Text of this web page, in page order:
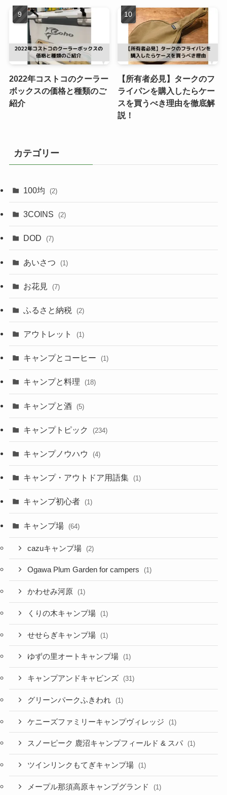
2022年コストコのクーラー
ボックスの価格と種類のご
紹介
【所有者必見】タークのフ
ライパンを購入したらケー
スを買うべき理由を徹底解
説！
カテゴリー
100均 (2)
3COINS (2)
DOD (7)
あいさつ (1)
お花見 (7)
ふるさと納税 (2)
アウトレット (1)
キャンプとコーヒー (1)
キャンプと料理 (18)
キャンプと酒 (5)
キャンプトピック (234)
キャンプノウハウ (4)
キャンプ・アウトドア用語集 (1)
キャンプ初心者 (1)
キャンプ場 (64)
cazuキャンプ場 (2)
Ogawa Plum Garden for campers (1)
かわせみ河原 (1)
くりの木キャンプ場 (1)
せせらぎキャンプ場 (1)
ゆずの里オートキャンプ場 (1)
キャンプアンドキャビンズ (31)
グリーンパークふきわれ (1)
ケニーズファミリーキャンプヴィレッジ (1)
スノーピーク 鹿沼キャンプフィールド & スパ (1)
ツインリンクもてぎキャンプ場 (1)
メープル那須高原キャンプグランド (1)